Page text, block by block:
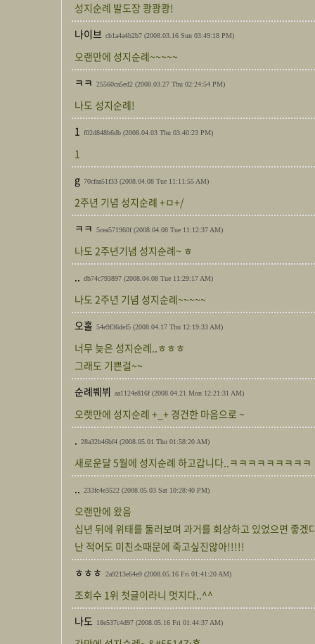
성지순례 발도장 쾅쾅쾅!
나이브 cb1a4a4b2b7 (2008.03.16 Sun 03:49:18 PM)
오랜만에 성지순례~~~~~
ㅋㅋ
25560ca5ed2 (2008.03.27 Thu 02:24:54 PM)
나도 성지순례!
1 f02d848b6db (2008.04.03 Thu 03:40:23 PM)
1
g 70cfaa51f33 (2008.04.08 Tue 11:11:55 AM)
2주년 기념 성지순례 +ㅁ+/
ㅋㅋ
5cea571960f (2008.04.08 Tue 11:12:37 AM)
나도 2주년기념 성지순례~ ㅎ
.. db74c793897 (2008.04.08 Tue 11:29:17 AM)
나도 2주년 기념 성지순례~~~~~
오홀 54e9f36def5 (2008.04.17 Thu 12:19:33 AM)
너무 늦은 성지순례..ㅎㅎㅎ
그래도 기쁜걸~~
순례붸뷔
aa1124e816f (2008.04.21 Mon 12:21:31 AM)
오랫만에 성지순례 +_+ 경건한 마음으로 ~
. 28a32b46bf4 (2008.05.01 Thu 01:58:20 AM)
새로운달 5월에 성지순례 하고갑니다..ㅋㅋㅋㅋㅋㅋㅋㅋㅋ
.. 233fc4e3522 (2008.05.03 Sat 10:28:40 PM)
오랜만에 왔음
십년 뒤에 위태를 둘러보며 과거를 회상하고 있었으면 좋겠
난 적어도 미친소때문에 죽고싶진않아!!!!!
ㅎㅎㅎ
2a9213e64e9 (2008.05.16 Fri 01:41:20 AM)
조회수 1위 첫글이라니 멋지다..^^
나도 18e537c4d97 (2008.05.16 Fri 01:44:37 AM)